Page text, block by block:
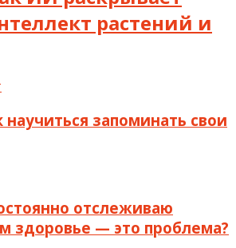
растений и
научиться запоминать свои
отслеживаю
здоровье — это проблема?